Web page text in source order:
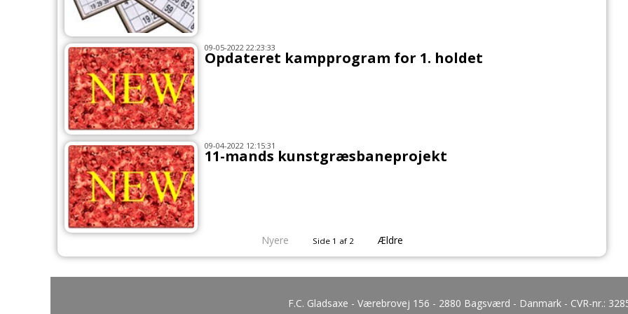
09-05-2022 22:23:33
Opdateret kampprogram for 1. holdet
09-04-2022 12:15:31
11-mands kunstgræsbaneprojekt
Nyere Side 1 af 2 Ældre
F.C. Gladsaxe - Værebrovej 156 - 2880 Bagsværd - Danmark - CVR-nr.: